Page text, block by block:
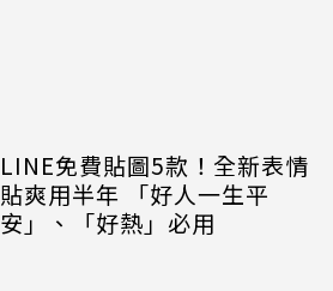
LINE免費貼圖5款！全新表情
貼爽用半年 「好人一生平
安」、「好熱」必用